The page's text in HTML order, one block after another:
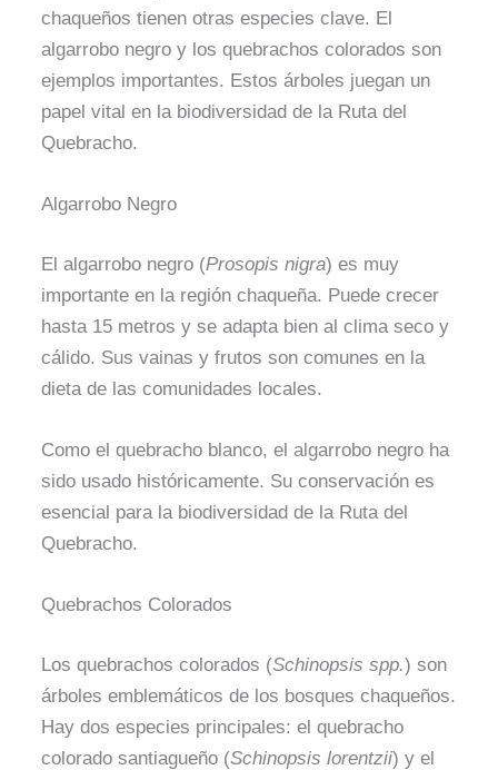
chaqueños tienen otras especies clave. El
algarrobo negro y los quebrachos colorados son
ejemplos importantes. Estos árboles juegan un
papel vital en la biodiversidad de la Ruta del
Quebracho.
Algarrobo Negro
El algarrobo negro (Prosopis nigra) es muy
importante en la región chaqueña. Puede crecer
hasta 15 metros y se adapta bien al clima seco y
cálido. Sus vainas y frutos son comunes en la
dieta de las comunidades locales.
Como el quebracho blanco, el algarrobo negro ha
sido usado históricamente. Su conservación es
esencial para la biodiversidad de la Ruta del
Quebracho.
Quebrachos Colorados
Los quebrachos colorados (Schinopsis spp.) son
árboles emblemáticos de los bosques chaqueños.
Hay dos especies principales: el quebracho
colorado santiagueño (Schinopsis lorentzii) y el